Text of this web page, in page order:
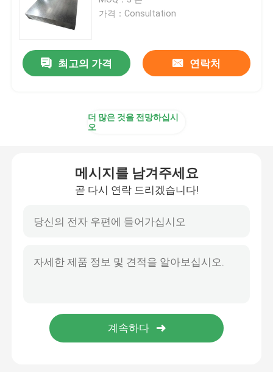
아연도강 코일
PPGI 강철 코일
스테인리스 강판
탄소 강철 코일
탄소강판
구조적 각도 철골
가격：Consultation
최고의 가격 연락처
더 많은 것을 전망하십시
오
메시지를 남겨주세요
곧 다시 연락 드리겠습니다!